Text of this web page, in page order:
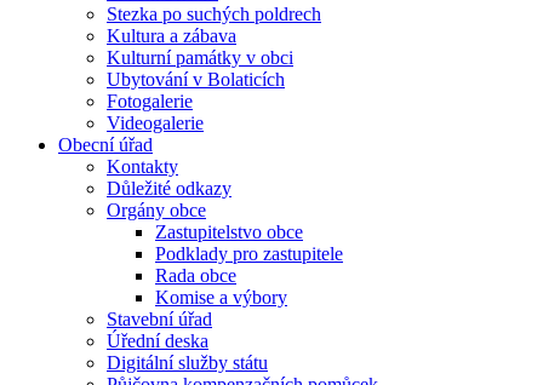
Stezka po suchých poldrech
Kultura a zábava
Kulturní památky v obci
Ubytování v Bolaticích
Fotogalerie
Videogalerie
Obecní úřad
Kontakty
Důležité odkazy
Orgány obce
Zastupitelstvo obce
Podklady pro zastupitele
Rada obce
Komise a výbory
Stavební úřad
Úřední deska
Digitální služby státu